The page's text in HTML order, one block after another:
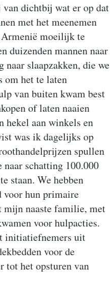
dichtbij wat er op dat
met het meenemen
moeilijk te
duizenden mannen naar
naar slaapzakken, die we
om het te laten
van buiten kwam best
of laten naaien
hekel aan winkels en
was ik dagelijks op
spullen
schatting 100.000
staan. We hebben
voor hun primaire
mijn naaste familie, met
voor hulpacties.
initiatiefnemers uit
voor de
tot het opsturen van